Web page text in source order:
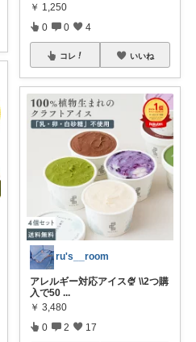
￥ 1,250
0 0 4
コレ いいね
ru's__room
アレルギー対応アイス🍨 \\2つ購
入で50 ...
￥ 3,480
0 2 17